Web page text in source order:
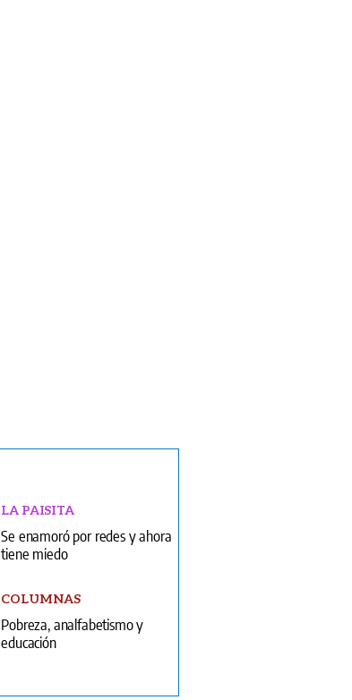
LA PAISITA
Se enamoró por redes y ahora
tiene miedo
COLUMNAS
Pobreza, analfabetismo y
educación